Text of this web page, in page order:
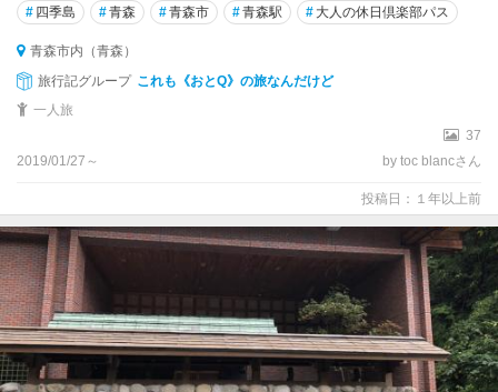
# 四季島 #青森 #青森市 #青森駅 # 大人の休日倶楽部パス
青森市内（青森）
旅行記グループ これも《おとQ》の旅なんだけど
一人旅
37
2019/01/27～
by toc blancさん
投稿日：１年以上前